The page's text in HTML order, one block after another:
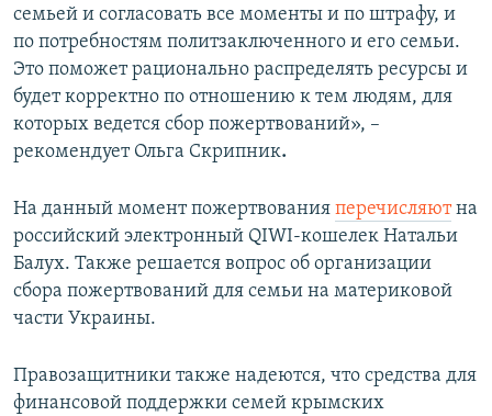
семьей и согласовать все моменты и по штрафу, и
по потребностям политзаключенного и его семьи.
Это поможет рационально распределять ресурсы и
будет корректно по отношению к тем людям, для
которых ведется сбор пожертвований», –
рекомендует Ольга Скрипник.
На данный момент пожертвования перечисляютна
российский электронный QIWI-кошелек Натальи
Балух. Также решается вопрос об организации
сбора пожертвований для семьи на материковой
части Украины.
Правозащитники также надеются, что средства для
финансовой поддержки семей крымских